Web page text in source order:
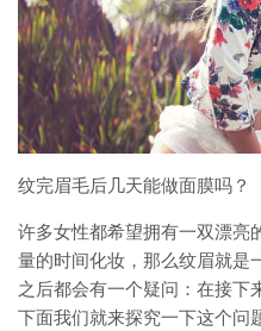
纹完眉毛后几天能做面膜吗？
许多女性都希望拥有一双漂亮
量的时间化妆，那么纹眉就是
之后都会有一个疑问：在接下
下面我们就来探究一下这个问